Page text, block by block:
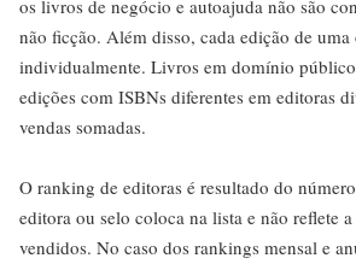
os livros de negócio e autoajuda não são
não ficção. Além disso, cada edição de uma
individualmente. Livros em domínio
edições com ISBNs diferentes em editoras
vendas somadas.
O ranking de editoras é resultado do
editora ou selo coloca na lista e não reflete
vendidos. No caso dos rankings mensal e